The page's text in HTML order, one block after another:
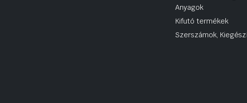
Anyagok
Kifutó termékek
Szerszámok,